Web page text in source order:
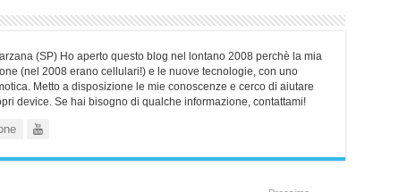
(SP) Ho aperto questo blog nel lontano 2008 perchè la mia
(nel 2008 erano cellulari!) e le nuove tecnologie, con uno
Metto a disposizione le mie conoscenze e cerco di aiutare
device. Se hai bisogno di qualche informazione, contattami!